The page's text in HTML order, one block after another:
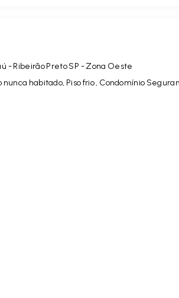
- Ribeirão Preto SP - Zona Oeste
habitado, Piso frio , Condomínio